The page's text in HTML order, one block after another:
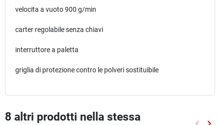
velocita a vuoto 900 g/min
carter regolabile senza chiavi
interruttore a paletta
griglia di protezione contro le polveri sostituibile
8 altri prodotti nella stessa